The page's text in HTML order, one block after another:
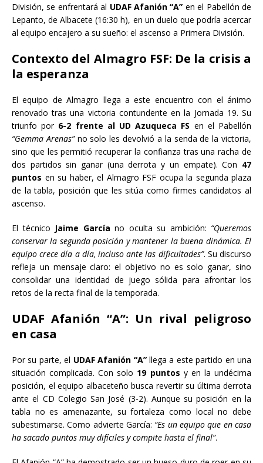
División, se enfrentará al UDAF Afanión “A” en el Pabellón de
Lepanto, de Albacete (16:30 h), en un duelo que podría acercar
al equipo encajero a su sueño: el ascenso a Primera División.
Contexto del Almagro FSF: De la crisis a
la esperanza
El equipo de Almagro llega a este encuentro con el ánimo
renovado tras una victoria contundente en la Jornada 19. Su
triunfo por 6-2 frente al UD Azuqueca FS en el Pabellón
“Gemma Arenas”no solo les devolvió a la senda de la victoria,
sino que les permitió recuperar la confianza tras una racha de
dos partidos sin ganar (una derrota y un empate). Con 47
puntos en su haber, el Almagro FSF ocupa la segunda plaza
de la tabla, posición que les sitúa como firmes candidatos al
ascenso.
El técnico Jaime García no oculta su ambición: “Queremos
conservar la segunda posición y mantener la buena dinámica. El
equipo crece día a día, incluso ante las dificultades”. Su discurso
refleja un mensaje claro: el objetivo no es solo ganar, sino
consolidar una identidad de juego sólida para afrontar los
retos de la recta final de la temporada.
UDAF Afanión “A”: Un rival peligroso
en casa
Por su parte, el UDAF Afanión “A”llega a este partido en una
situación complicada. Con solo 19 puntos y en la undécima
posición, el equipo albaceteño busca revertir su última derrota
ante el CD Colegio San José (3-2). Aunque su posición en la
tabla no es amenazante, su fortaleza como local no debe
subestimarse. Como advierte García: “Es un equipo que en casa
ha sacado puntos muy difíciles y compite hasta el final”.